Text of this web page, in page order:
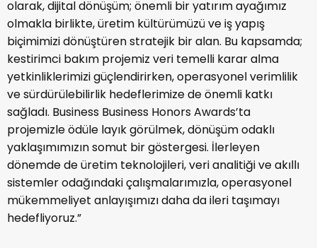
olarak, dijital dönüşüm; önemli bir yatırım ayağımız
olmakla birlikte, üretim kültürümüzü ve iş yapış
biçimimizi dönüştüren stratejik bir alan. Bu kapsamda;
kestirimci bakım projemiz veri temelli karar alma
yetkinliklerimizi güçlendirirken, operasyonel verimlilik
ve sürdürülebilirlik hedeflerimize de önemli katkı
sağladı. Business Business Honors Awards’ta
projemizle ödüle layık görülmek, dönüşüm odaklı
yaklaşımımızın somut bir göstergesi. İlerleyen
dönemde de üretim teknolojileri, veri analitiği ve akıllı
sistemler odağındaki çalışmalarımızla, operasyonel
mükemmeliyet anlayışımızı daha da ileri taşımayı
hedefliyoruz.”